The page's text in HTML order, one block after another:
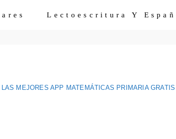
Lectoescritura Y
LAS MEJORES APP MATEMÁTICAS PRIMARIA